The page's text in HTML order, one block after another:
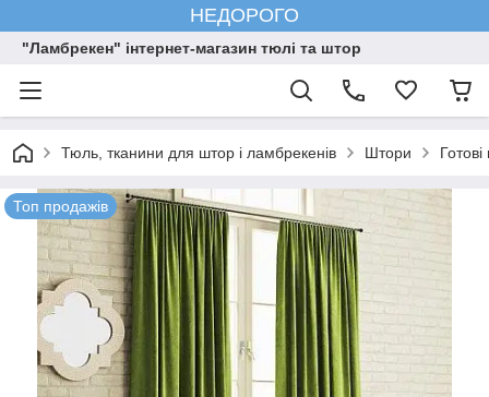
НЕДОРОГО
"Ламбрекен" інтернет-магазин тюлі та штор
Тюль, тканини для штор і ламбрекенів Штори
Топ продажів